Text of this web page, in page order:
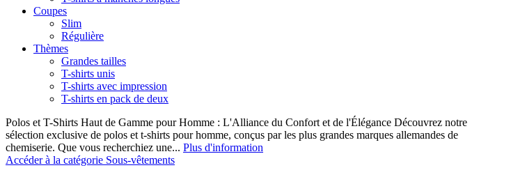
Coupes
Slim
Régulière
Thèmes
Grandes tailles
T-shirts unis
T-shirts avec impression
T-shirts en pack de deux
Polos et T-Shirts Haut de Gamme pour Homme : L'Alliance du Confort et de l'Élégance Découvrez notre
sélection exclusive de polos et t-shirts pour homme, conçus par les plus grandes marques allemandes de
chemiserie. Que vous recherchiez une... Plus d'information
Accéder à la catégorie Sous-vêtements